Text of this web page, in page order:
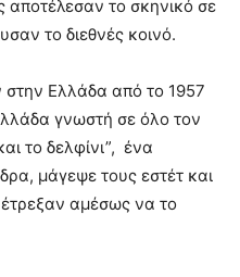
το σκηνικό σε
το διεθνές κοινό.
στην Ελλάδα από το 1957
γνωστή σε όλο τον
το δελφίνι”, ένα
μάγεψε τους εστέτ και
αμέσως να το